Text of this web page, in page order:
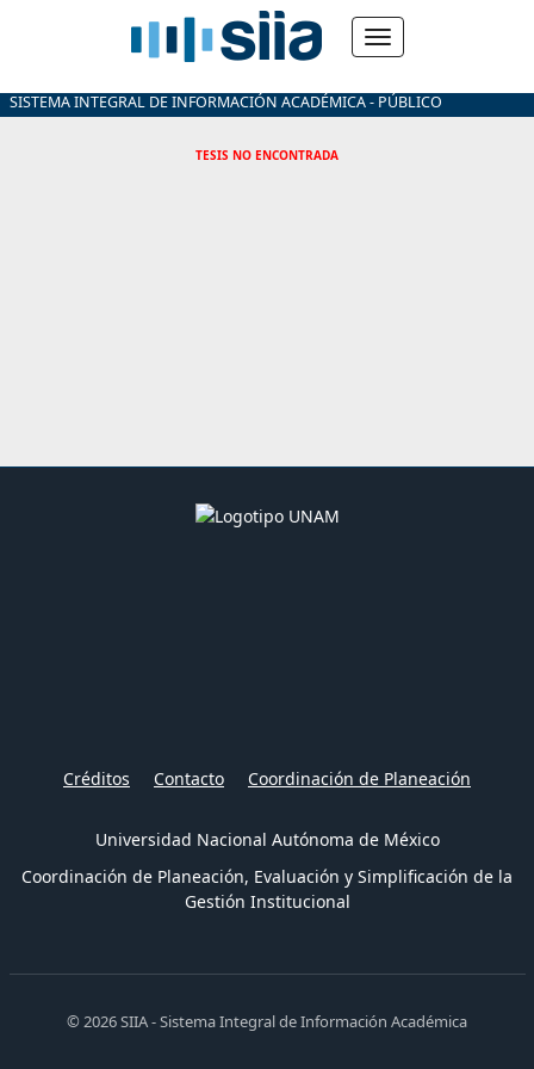
SISTEMA INTEGRAL DE INFORMACIÓN ACADÉMICA - PÚBLICO
TESIS NO ENCONTRADA
Créditos Contacto Coordinación de Planeación
Universidad Nacional Autónoma de México
Coordinación de Planeación, Evaluación y Simplificación de la
Gestión Institucional
© 2026 SIIA - Sistema Integral de Información Académica